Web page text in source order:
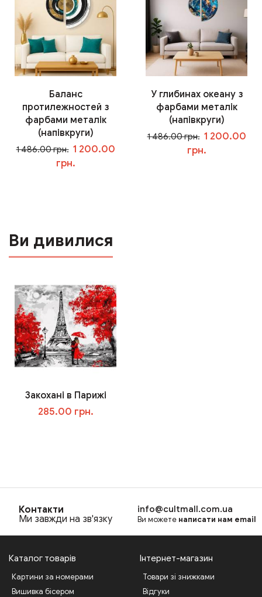
Баланс
протилежностей з
фарбами металік
(напівкруги)
1 486.00 грн. 1 200.00
грн.
У глибинах океану з
фарбами металік
(напівкруги)
1 486.00 грн. 1 200.00
грн.
Ви дивилися
Закохані в Парижі
285.00 грн.
Контакти
Ми завжди на зв'язку
info@cultmall.com.ua
Ви можете написати нам email
Каталог товарів
Картини за номерами
Вишивка бісером
Інтернет-магазин
Товари зі знижками
Відгуки